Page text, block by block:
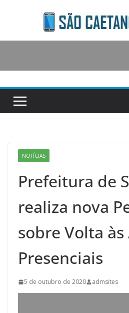
content
NOTÍCIAS
Prefeitura de
realiza nova
sobre Volta às
Presenciais
5 de outubro de 2020 admsites